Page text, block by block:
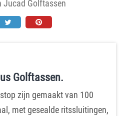
Jucad Golftassen
Golftassen.
zijn gemaakt van 100
met gesealde ritssluitingen,